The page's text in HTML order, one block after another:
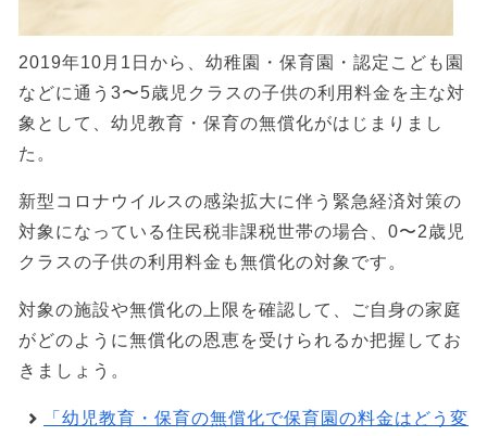
2019年10月1日から、幼稚園・保育園・認定こども園
などに通う3〜5歳児クラスの子供の利用料金を主な対
象として、幼児教育・保育の無償化がはじまりまし
た。
新型コロナウイルスの感染拡大に伴う緊急経済対策の
対象になっている住民税非課税世帯の場合、0〜2歳児
クラスの子供の利用料金も無償化の対象です。
対象の施設や無償化の上限を確認して、ご自身の家庭
がどのように無償化の恩恵を受けられるか把握してお
きましょう。
「幼児教育・保育の無償化で保育園の料金はどう変